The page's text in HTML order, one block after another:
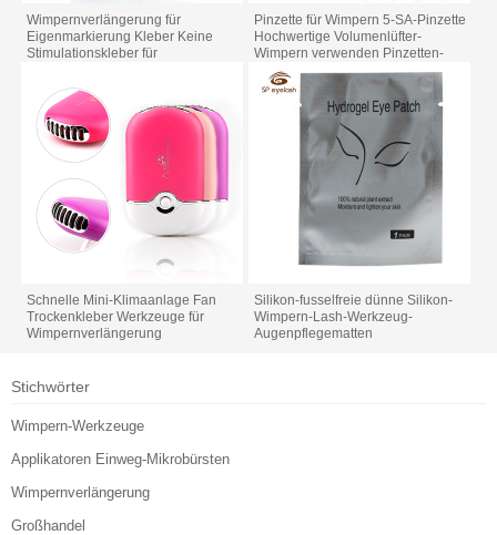
Wimpernverlängerung für
Eigenmarkierung Kleber Keine
Stimulationskleber für
Pinzette für Wimpern 5-SA-Pinzette
Hochwertige Volumenlüfter-
Wimpern verwenden Pinzetten-
Werkzeuge
Schnelle Mini-Klimaanlage Fan
Trockenkleber Werkzeuge für
Wimpernverlängerung
Silikon-fusselfreie dünne Silikon-
Wimpern-Lash-Werkzeug-
Augenpflegematten
Stichwörter
Wimpern-Werkzeuge
Applikatoren Einweg-Mikrobürsten
Wimpernverlängerung
Großhandel